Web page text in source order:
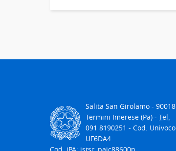
Salita San Girolamo - 90018
Termini Imerese (Pa) - Tel.
091 8190251 - Cod. Univoco
UF6DA4